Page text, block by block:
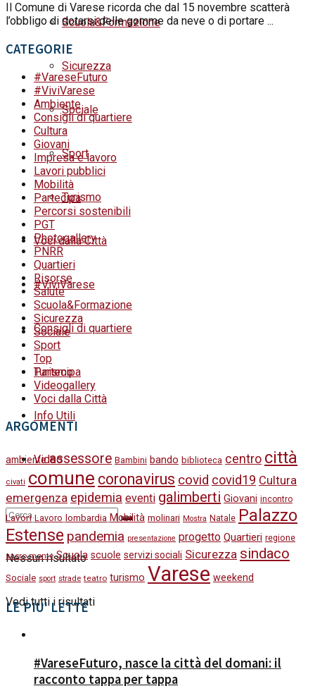
Scuola&Formazione
Sicurezza
Sociale
Sport
Turismo
Voci dalla Città
#ViviVarese
Consigli di quartiere
Partecipa
Info Utili
Video
Nessun risultato
Vedi tutti i risultati
Il Comune di Varese ricorda che dal 15 novembre scatterà
l’obbligo di dotarsi delle gomme da neve o di portare ...
CATEGORIE
#VareseFuturo
#ViviVarese
Ambiente
Consigli di quartiere
Cultura
Giovani
Impresa e lavoro
Lavori pubblici
Mobilità
Partecipa
Percorsi sostenibili
PGT
Photogallery
PNRR
Quartieri
Risorse
Salute
Scuola&Formazione
Sicurezza
Sociale
Sport
Top
Turismo
Videogallery
Voci dalla Città
ARGOMENTI
ambiente assessore Bambini bando biblioteca centro città
civati comune coronavirus covid covid19 Cultura
emergenza epidemia eventi galimberti Giovani incontro
Lavori Lavoro lombardia Mobilità molinari Mostra Natale Palazzo
Estense pandemia presentazione progetto Quartieri regione
sacro monte Scuola scuole servizi sociali Sicurezza sindaco
Sociale sport strade teatro turismo Varese weekend
LE PIU' LETTE
#VareseFuturo, nasce la città del domani: il
racconto tappa per tappa